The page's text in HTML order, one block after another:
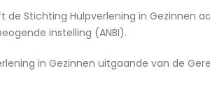
de Stichting Hulpverlening in Gezinnen
instelling (ANBI).
in Gezinnen uitgaande van de